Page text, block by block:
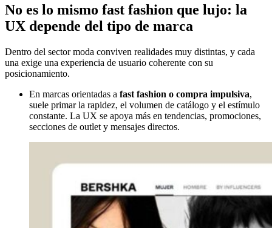
No es lo mismo fast fashion que lujo: la
UX depende del tipo de marca
Dentro del sector moda conviven realidades muy distintas, y cada
una exige una experiencia de usuario coherente con su
posicionamiento.
En marcas orientadas a fast fashion o compra impulsiva,
suele primar la rapidez, el volumen de catálogo y el estímulo
constante. La UX se apoya más en tendencias, promociones,
secciones de outlet y mensajes directos.